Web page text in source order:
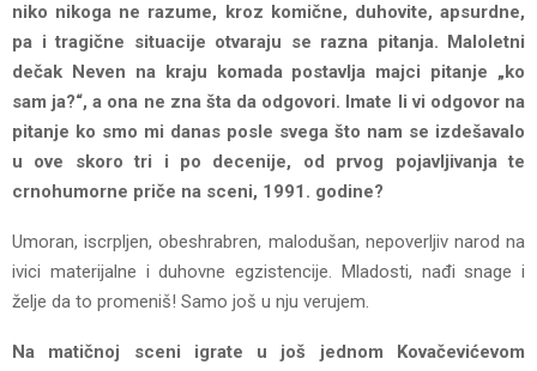
niko nikoga ne razume, kroz komične, duhovite, apsurdne,
pa i tragične situacije otvaraju se razna pitanja. Maloletni
dečak Neven na kraju komada postavlja majci pitanje „ko
sam ja?“, a ona ne zna šta da odgovori. Imate li vi odgovor na
pitanje ko smo mi danas posle svega što nam se izdešavalo
u ove skoro tri i po decenije, od prvog pojavljivanja te
crnohumorne priče na sceni, 1991. godine?
Umoran, iscrpljen, obeshrabren, malodušan, nepoverljiv narod na
ivici materijalne i duhovne egzistencije. Mladosti, nađi snage i
želje da to promeniš! Samo još u nju verujem.
Na matičnoj sceni igrate u još jednom Kovačevićevom